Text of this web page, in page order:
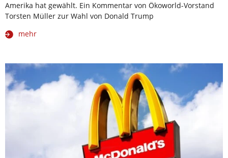
Amerika hat gewählt. Ein Kommentar von Ökoworld-Vorstand
Torsten Müller zur Wahl von Donald Trump
mehr